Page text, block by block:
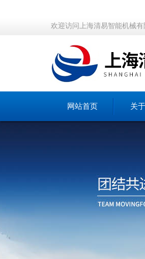
欢迎访问上海清易智能机械
网站首页 关